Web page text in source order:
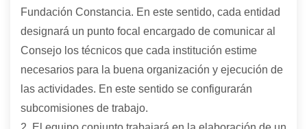
Fundación Constancia. En este sentido, cada entidad
designará un punto focal encargado de comunicar al
Consejo los técnicos que cada institución estime
necesarios para la buena organización y ejecución de
las actividades. En este sentido se configurarán
subcomisiones de trabajo.